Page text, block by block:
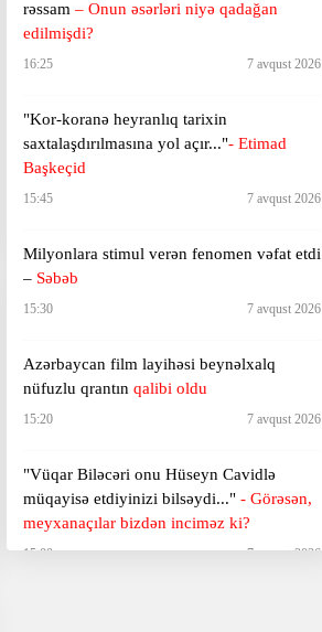
rəssam – Onun əsərləri niyə qadağan
edilmişdi?
16:25 7 avqust 2026
"Kor-koranə heyranlıq tarixin
saxtalaşdırılmasına yol açır..."- Etimad
Başkeçid
15:45 7 avqust 2026
Milyonlara stimul verən fenomen vəfat etdi
– Səbəb
15:30 7 avqust 2026
Azərbaycan film layihəsi beynəlxalq
nüfuzlu qrantın qalibi oldu
15:20 7 avqust 2026
"Vüqar Biləcəri onu Hüseyn Cavidlə
müqayisə etdiyinizi bilsəydi..." - Görəsən,
meyxanaçılar bizdən inciməz ki?
15:00 7 avqust 2026